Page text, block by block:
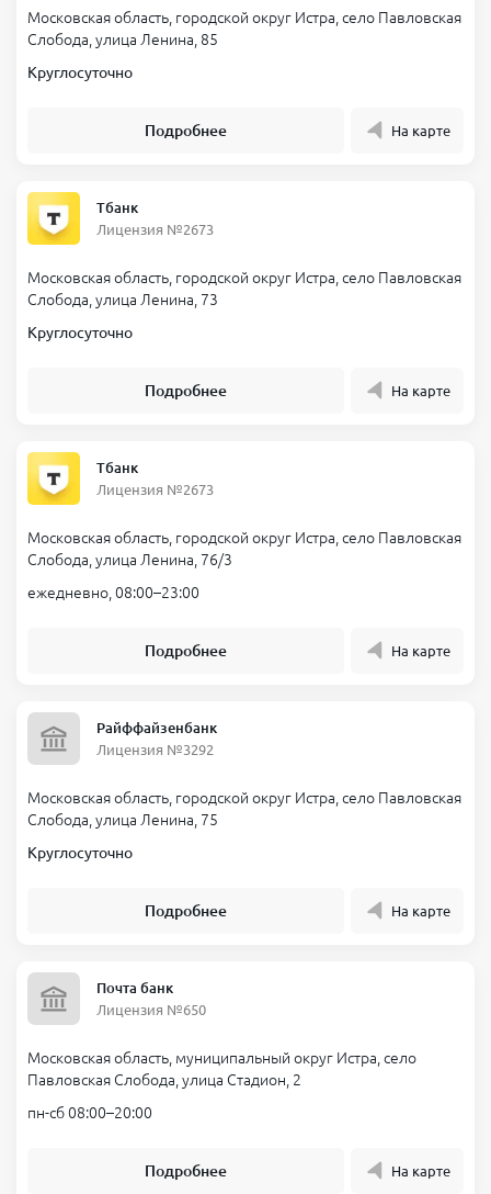
Московская область, городской округ Истра, село Павловская
Слобода, улица Ленина, 85
Круглосуточно
Подробнее На карте
Тбанк
Лицензия №2673
Московская область, городской округ Истра, село Павловская
Слобода, улица Ленина, 73
Круглосуточно
Подробнее На карте
Тбанк
Лицензия №2673
Московская область, городской округ Истра, село Павловская
Слобода, улица Ленина, 76/3
ежедневно, 08:00–23:00
Подробнее На карте
Райффайзенбанк
Лицензия №3292
Московская область, городской округ Истра, село Павловская
Слобода, улица Ленина, 75
Круглосуточно
Подробнее На карте
Почта банк
Лицензия №650
Московская область, муниципальный округ Истра, село
Павловская Слобода, улица Стадион, 2
пн-сб 08:00–20:00
Подробнее На карте